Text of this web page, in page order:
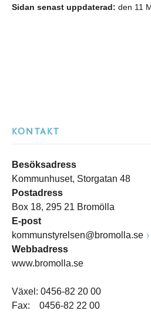
Sidan senast uppdaterad: den 11
KONTAKT
Besöksadress
Kommunhuset, Storgatan 48
Postadress
Box 18, 295 21 Bromölla
E-post
kommunstyrelsen@bromolla.se
Webbadress
www.bromolla.se
Växel: 0456-82 20 00
Fax: 0456-82 22 00